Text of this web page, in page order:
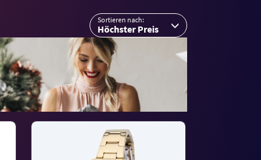
Sortieren nach:
Höchster Preis